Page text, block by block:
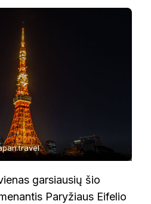
garsiausių šio
Paryžiaus Eifelio